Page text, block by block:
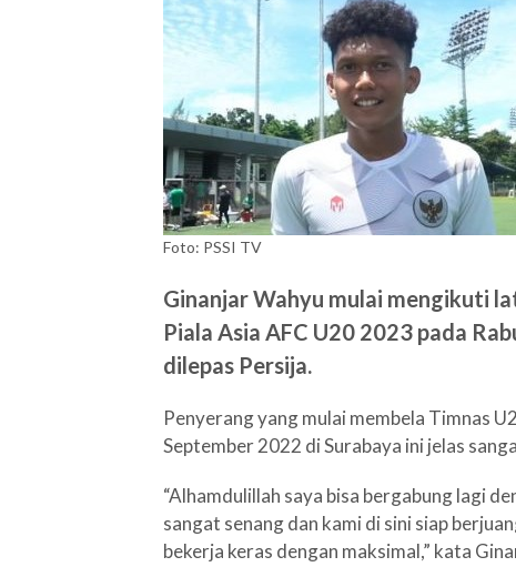
Foto: PSSI TV
Ginanjar Wahyu mulai mengikuti
Piala Asia AFC U20 2023 pada
dilepas Persija.
Penyerang yang mulai membela Timnas
September 2022 di Surabaya ini jelas
“Alhamdulillah saya bisa bergabung lagi
sangat senang dan kami di sini siap
bekerja keras dengan maksimal,” kata